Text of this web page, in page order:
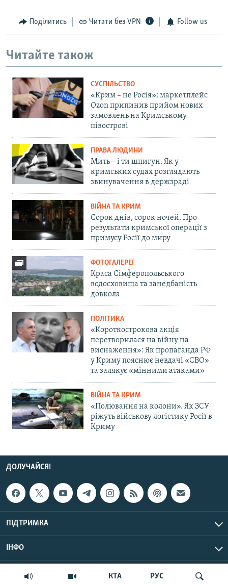
КТА РУС
Поділитись Читати без VPN Follow us
Читайте також
СУСПІЛЬСТВО
«Крим – не Росія»: маркетплейс
Ozon припинив прийом нових
замовлень на Кримському
півострові
ПРАВА ЛЮДИНИ
Мить – і ти шпигун. Як у
кримських судах розглядають
звинувачення в держзраді
ВІЙНА ТА КРИМ
Сорок днів, сорок ночей. Про
результати кримської операції з
примусу Росії до миру
ФОТОГАЛЕРЕЇ
Краса Сімферопольського
водосховища та занедбаність
довкола
ПОЛІТИКА
«Короткострокова акція
перетворилася на війну на
виснаження»: Як пропаганда РФ
у Криму пояснює невдачі «СВО»
та залякує «мінними атаками»
ВІЙНА ТА КРИМ
«Полювання на колони». Як ЗСУ
ріжуть військову логістику Росії в
Криму
ДОЛУЧАЙСЯ!
ПІДТРИМКА
ІНФО
© Крим.Реалії, 2026 | Усі права застережено.